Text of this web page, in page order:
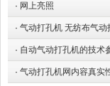
· 网上亮照
· 气动打孔机 无纺布气动
· 自动气动打孔机的技术
· 气动打孔机网内容真实